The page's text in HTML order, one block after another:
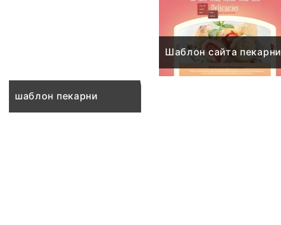
шаблон пекарни
Шаблон сайта пекарни